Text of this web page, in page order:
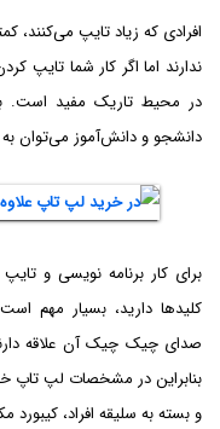
افرادی که زیاد تایپ می‌کنند،
ندارند اما اگر کار شما تایپ
در محیط تاریک مفید است.
دانشجو و دانش‌آموز می‌توان به
برای کار برنامه نویسی و
کلیدها دارید، بسیار مهم
صدای چیک چیک آن علاقه
بنابراین در مشخصات لپ تاپ
و بسته به سلیقه افراد، کیبورد